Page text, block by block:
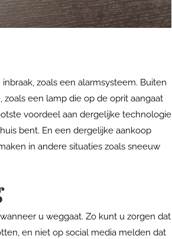
zoals een alarmsysteem. Buiten
een lamp die op de oprit aangaat
voordeel aan dergelijke technologie
bent. En een dergelijke aankoop
in andere situaties zoals sneeuw
wanneer u weggaat. Zo kunt u zorgen dat
en niet op social media melden dat